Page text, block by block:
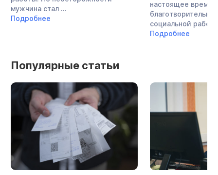
мужчина стал ...
Подробнее
настоящее время
социальной
Подробнее
Популярные статьи